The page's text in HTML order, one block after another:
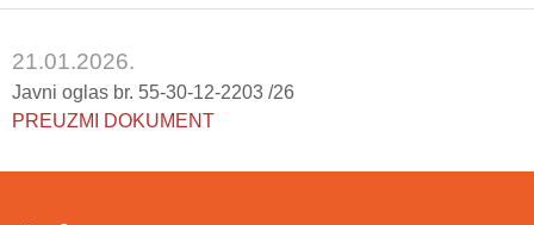
21.01.2026.
Javni oglas br. 55-30-12-2203 /26
PREUZMI DOKUMENT